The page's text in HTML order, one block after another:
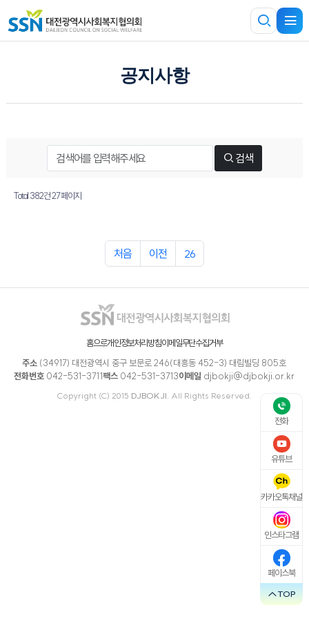
전화
유튜브
카카오톡채널
인스타그램
페이스북
TOP
공지사항
검색
Total 382건27 페이지
처음 이전 26
홈으로개인정보처리방침이메일무단수집거부
주소 (34917) 대전광역시 중구 보문로 246(대흥동 452-3) 대림빌딩 805호
전화번호 042-531-3711팩스 042-531-3713이메일 djbokji@djbokji.or.kr
Copyright (C) 2015 DJBOKJI. All Rights Reserved.